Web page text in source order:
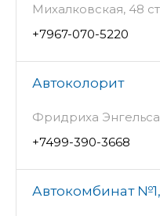
Михалковская, 48
+7967-070-5220
Автоколорит
Фридриха
+7499-390-3668
Автокомбинат